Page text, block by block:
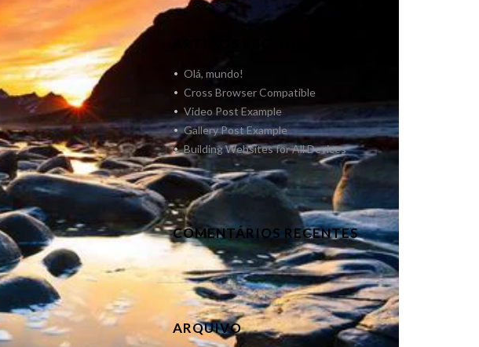
Olá, mundo!
Cross Browser Compatible
Video Post Example
Gallery Post Example
Building Websites for All Devices
COMENTÁRIOS RECENTES
ARQUIVO